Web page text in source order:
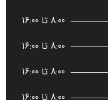
8:00 تا 16:00
8:00 تا 16:00
8:00 تا 16:00